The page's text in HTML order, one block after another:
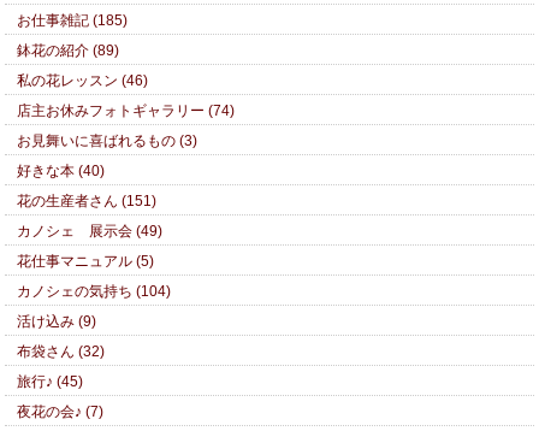
お仕事雑記 (185)
鉢花の紹介 (89)
私の花レッスン (46)
店主お休みフォトギャラリー (74)
お見舞いに喜ばれるもの (3)
好きな本 (40)
花の生産者さん (151)
カノシェ 展示会 (49)
花仕事マニュアル (5)
カノシェの気持ち (104)
活け込み (9)
布袋さん (32)
旅行♪ (45)
夜花の会♪ (7)